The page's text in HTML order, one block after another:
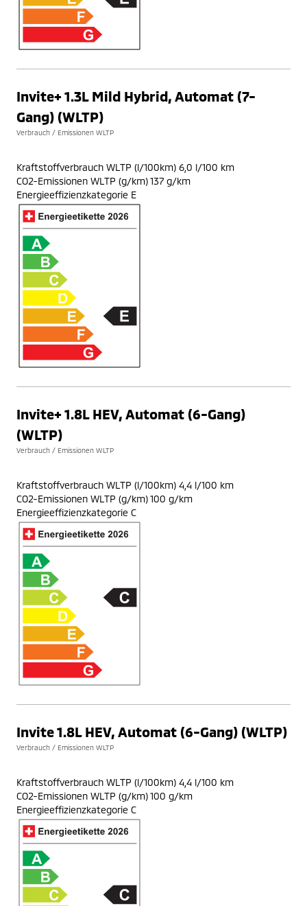
Invite+ 1.3L Mild Hybrid, Automat (7-
Gang) (WLTP)
Verbrauch / Emissionen WLTP
Kraftstoffverbrauch WLTP (l/100km) 6,0 l/100 km
CO2-Emissionen WLTP (g/km) 137 g/km
Energieeffizienzkategorie E
Invite+ 1.8L HEV, Automat (6-Gang)
(WLTP)
Verbrauch / Emissionen WLTP
Kraftstoffverbrauch WLTP (l/100km) 4,4 l/100 km
CO2-Emissionen WLTP (g/km) 100 g/km
Energieeffizienzkategorie C
Invite 1.8L HEV, Automat (6-Gang) (WLTP)
Verbrauch / Emissionen WLTP
Kraftstoffverbrauch WLTP (l/100km) 4,4 l/100 km
CO2-Emissionen WLTP (g/km) 100 g/km
Energieeffizienzkategorie C